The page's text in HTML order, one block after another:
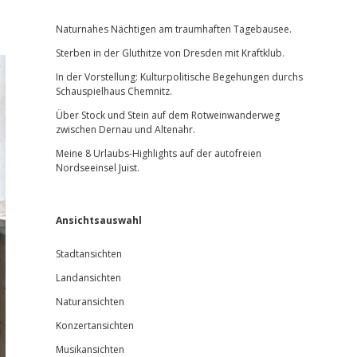
Naturnahes Nächtigen am traumhaften Tagebausee.
Sterben in der Gluthitze von Dresden mit Kraftklub.
In der Vorstellung: Kulturpolitische Begehungen durchs
Schauspielhaus Chemnitz.
Über Stock und Stein auf dem Rotweinwanderweg
zwischen Dernau und Altenahr.
Meine 8 Urlaubs-Highlights auf der autofreien
Nordseeinsel Juist.
Ansichtsauswahl
Stadtansichten
Landansichten
Naturansichten
Konzertansichten
Musikansichten